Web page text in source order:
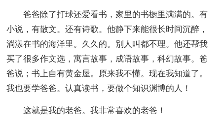
爸爸除了打球还爱看书，家里的书橱里满满的。有
小说，有散文。还有诗歌。他静下来能很长时间沉醉，
淌漾在书的海洋里。久久的。别人叫都不理。他还帮我
买了很多作文选，寓言故事，成语故事，科幻故事。爸
爸说；书上自有黄金屋。原来我不懂。现在我知道了。
我也要学爸爸。认真读书，要做个知识渊博的人！
这就是我的老爸。我非常喜欢的老爸！